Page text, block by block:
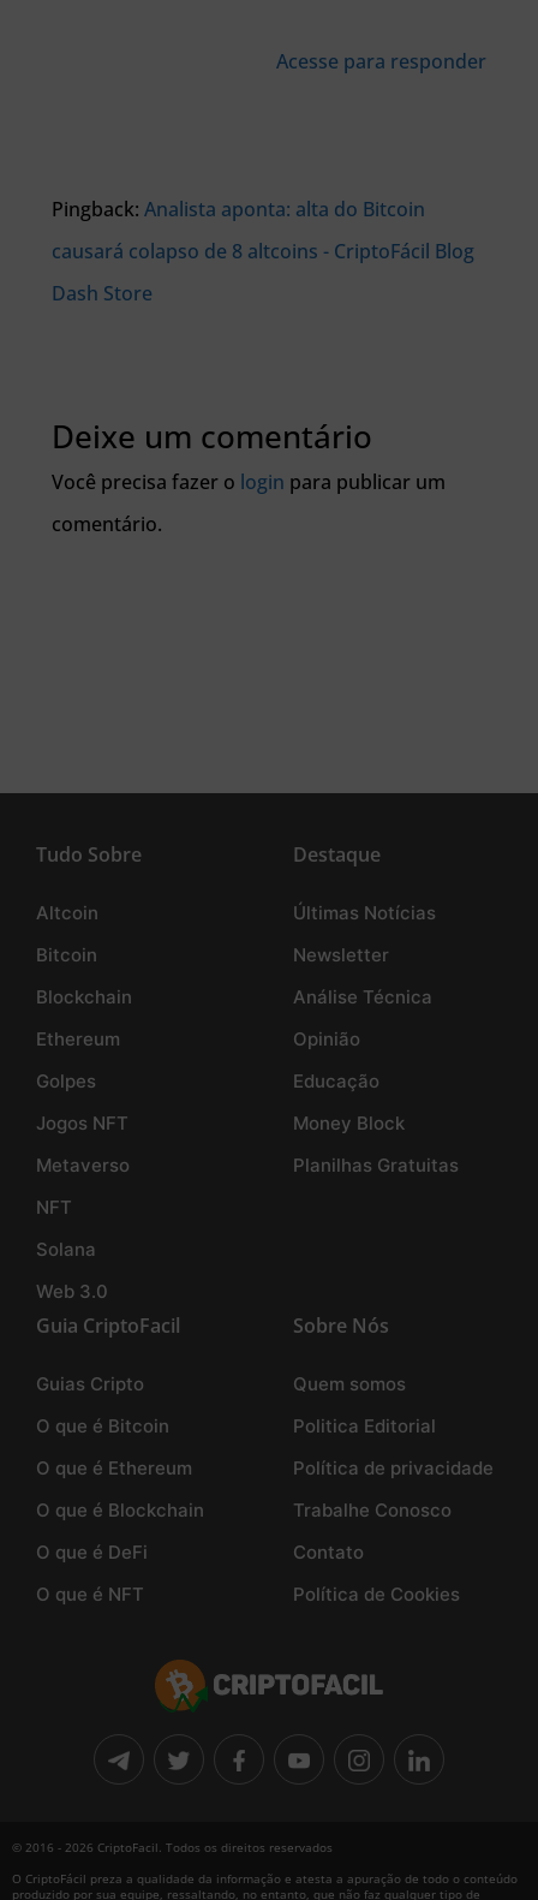
Acesse para responder
Pingback: Analista aponta: alta do Bitcoin
causará colapso de 8 altcoins - CriptoFácil Blog
Dash Store
Deixe um comentário
Você precisa fazer o login para publicar um
comentário.
Tudo Sobre
Altcoin
Bitcoin
Blockchain
Ethereum
Golpes
Jogos NFT
Metaverso
NFT
Solana
Web 3.0
Destaque
Últimas Notícias
Newsletter
Análise Técnica
Opinião
Educação
Money Block
Planilhas Gratuitas
Guia CriptoFacil
Guias Cripto
O que é Bitcoin
O que é Ethereum
O que é Blockchain
O que é DeFi
O que é NFT
Sobre Nós
Quem somos
Politica Editorial
Política de privacidade
Trabalhe Conosco
Contato
Política de Cookies
© 2016 - 2026 CriptoFacil. Todos os direitos reservados
O CriptoFácil preza a qualidade da informação e atesta a apuração de todo o conteúdo
produzido por sua equipe, ressaltando, no entanto, que não faz qualquer tipo de